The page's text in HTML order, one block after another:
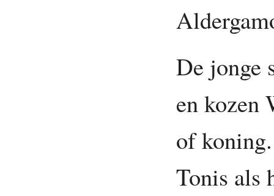
De jonge
en kozen
of
Tonis als